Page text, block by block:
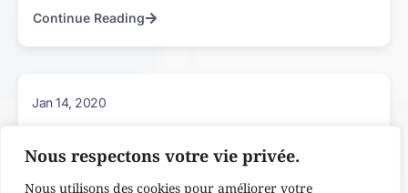
Nous respectons votre vie privée.
Nous utilisons des cookies pour améliorer votre
Continue Reading
Jan 14, 2020
est sit aliqua dolor.